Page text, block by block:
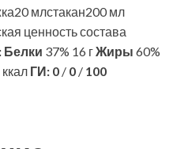
млстакан200 мл
ценность состава
Белки 37% 16 гЖиры 60%
ГИ: 0 / 0 / 100